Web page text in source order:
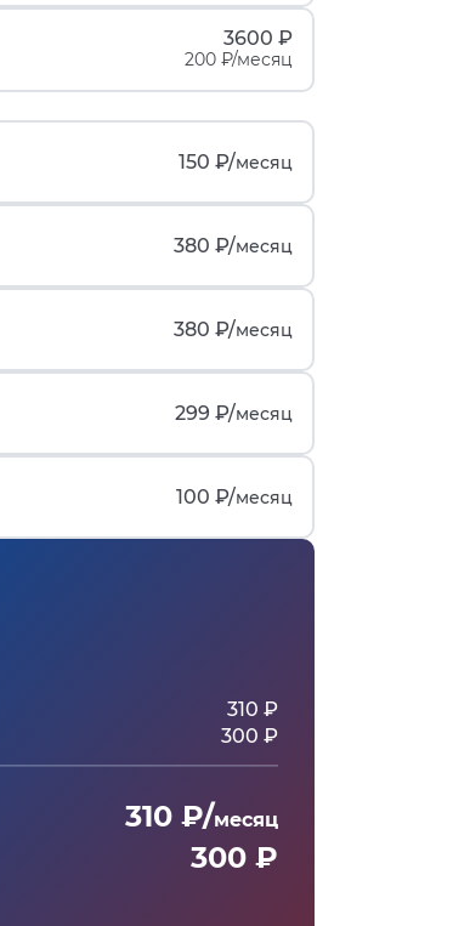
3600 ₽
200 ₽/месяц
150 ₽/месяц
380 ₽/месяц
380 ₽/месяц
299 ₽/месяц
100 ₽/месяц
310 ₽
300 ₽
310 ₽/месяц
300 ₽